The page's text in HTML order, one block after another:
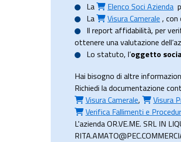
La
Elenco Soci Azienda
La
Visura Camerale ,
Il report affidabilità, per
ottenere una valutazione
Lo statuto, l’oggetto
Hai bisogno di altre
Richiedi la documentazione
Visura Camerale, Visura
Verifica Fallimenti e
L'azienda OR.VE.ME. SRL IN